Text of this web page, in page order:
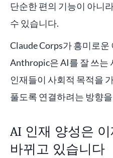
단순한 편의 기능이 아니
수 있습니다.
Claude Corps가 흥미로
Anthropic은 AI를 잘 쓰는
인재들이 사회적 목적을
풀도록 연결하려는 방향
AI 인재 양성은
바뀌고 있습니다